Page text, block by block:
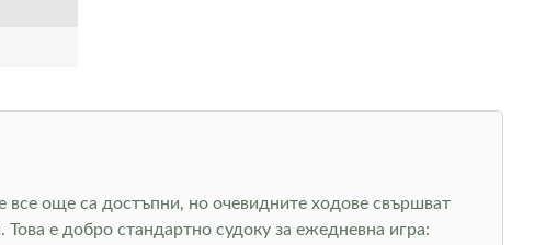
все още са достъпни, но очевидните ходове свършват
е добро стандартно судоку за ежедневна игра: